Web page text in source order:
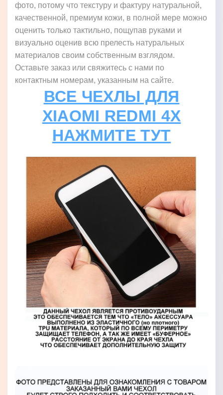
фото, потому что текстуру и фактуру натуральной,
качественной, премиум кожи, в полной мере можно
оценить только тактильно, пощупав руками и
визуально оценив всю прелесть натуральных
материалов своим собственным взглядом.
Оставьте заказ или свяжитесь с нами по
контактным номерам, указанным на сайте.
ВСЕ ЧЕХЛЫ ДЛЯ
XIAOMI REDMI 4X
НАЖМИТЕ ТУТ